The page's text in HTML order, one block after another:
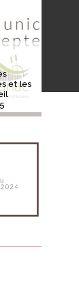
et les